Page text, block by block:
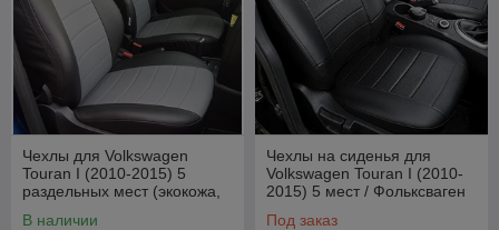
Чехлы для Volkswagen
Touran I (2010-2015) 5
раздельных мест (экокожа,
В наличии
Чехлы на сиденья для
Volkswagen Touran I (2010-
2015) 5 мест / Фольксваген
Под заказ